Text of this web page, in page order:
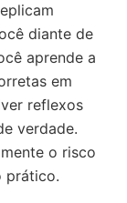
diante de
aprende a
em
reflexos
verdade.
o risco
prático.